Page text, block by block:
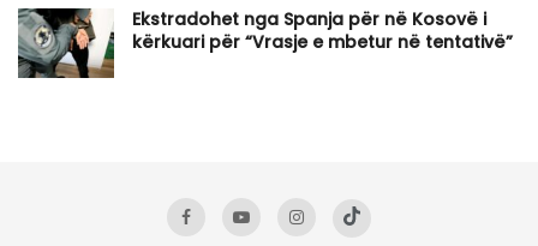
Ekstradohet nga Spanja për në Kosovë i
kërkuari për “Vrasje e mbetur në tentativë”